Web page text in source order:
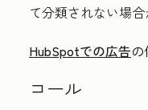
て分類されない場合
HubSpotでの広告
コール